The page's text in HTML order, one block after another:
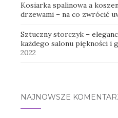
Kosiarka spalinowa a
drzewami – na co zwrócić
Sztuczny storczyk –
każdego salonu piękności i
2022
NAJNOWSZE